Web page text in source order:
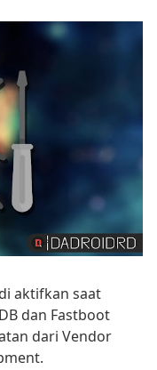
aktifkan saat
dan Fastboot
dari Vendor